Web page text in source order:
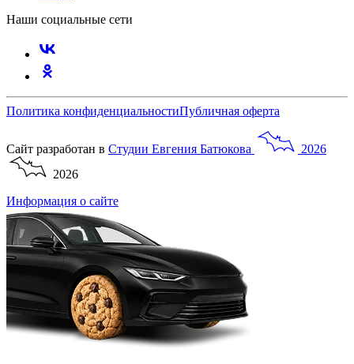
Наши социальные сети
Политика конфиденциальностиПубличная оферта
Сайт разработан в Студии Евгения Батюкова
2026
2026
Информация о сайте